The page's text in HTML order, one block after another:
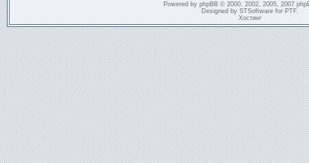
Powered by phpBB© 2000, 2002, 2005, 2007
Designed by STSoftwarefor PTF.
Хостинг